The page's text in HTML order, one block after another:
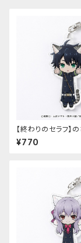
【終わりのセラフ】
ルキーホルダー（百
¥770